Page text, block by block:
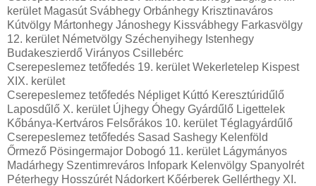
kerület Magasút Svábhegy Orbánhegy Krisztinaváros
Kútvölgy Mártonhegy Jánoshegy Kissvábhegy Farkasvölgy
12. kerület Németvölgy Széchenyihegy Istenhegy
Budakeszierdő Virányos Csillebérc
Cserepeslemez tetőfedés 19. kerület Wekerletelep Kispest
XIX. kerület
Cserepeslemez tetőfedés Népliget Kúttó Keresztúridűlő
Laposdűlő X. kerület Újhegy Óhegy Gyárdűlő Ligettelek
Kőbánya-Kertváros Felsőrákos 10. kerület Téglagyárdűlő
Cserepeslemez tetőfedés Sasad Sashegy Kelenföld
Őrmező Pösingermajor Dobogó 11. kerület Lágymányos
Madárhegy Szentimreváros Infopark Kelenvölgy Spanyolrét
Péterhegy Hosszúrét Nádorkert Kőérberek Gellérthegy XI.